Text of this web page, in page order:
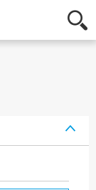
Hochschule
Osnabrück
-